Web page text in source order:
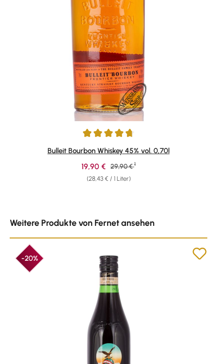
Durchschnittliche Bewertung von 4.69 von 5 Sternen
Bulleit Bourbon Whiskey 45% vol. 0,70l
(28,43 € / 1 Liter)
Verkaufspreis:
19,90 € Regulärer Preis:
29,90 € 1
Weitere Produkte von Fernet ansehen
-20%